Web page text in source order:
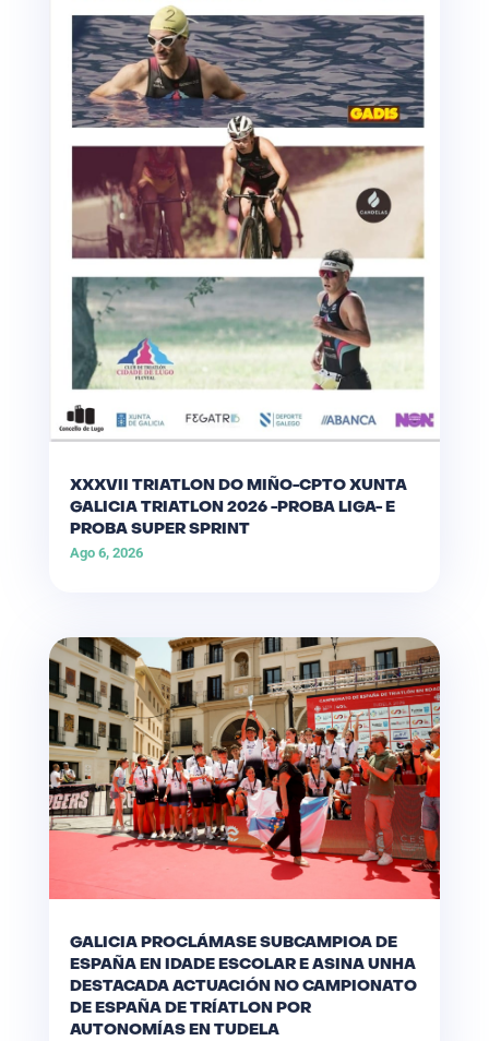
XXXVII TRIATLON DO MIÑO-CPTO XUNTA
GALICIA TRIATLON 2026 -PROBA LIGA- E
PROBA SUPER SPRINT
Ago 6, 2026
GALICIA PROCLÁMASE SUBCAMPIOA DE
ESPAÑA EN IDADE ESCOLAR E ASINA UNHA
DESTACADA ACTUACIÓN NO CAMPIONATO
DE ESPAÑA DE TRÍATLON POR
AUTONOMÍAS EN TUDELA